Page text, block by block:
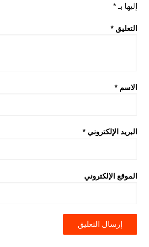
إليها بـ *
التعليق *
الاسم *
البريد الإلكتروني *
الموقع الإلكتروني